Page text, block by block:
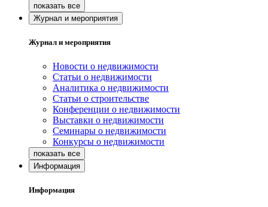
Журнал и мероприятия
Журнал и мероприятия
Новости о недвижимости
Статьи о недвижимости
Аналитика о недвижимости
Статьи о строительстве
Конференции о недвижимости
Выставки о недвижимости
Семинары о недвижимости
Конкурсы о недвижимости
Информация
Информация